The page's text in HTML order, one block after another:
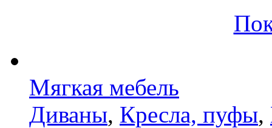
Мягкая мебель
Диваны, Кресла, пуфы,